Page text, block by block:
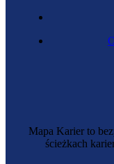
Mapa Karier to
ścieżkach